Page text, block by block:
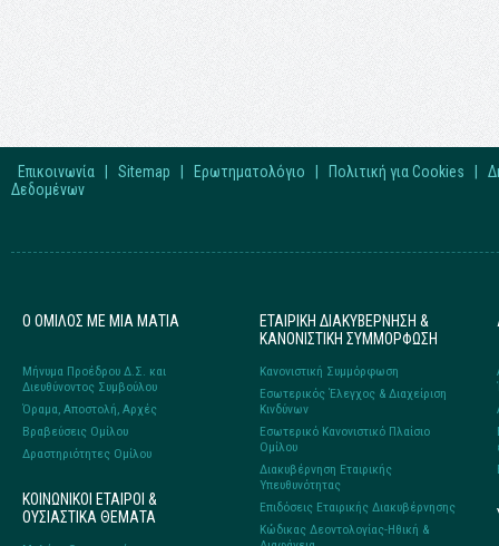
Επικοινωνία | Sitemap | Ερωτηματολόγιο | Πολιτική για Cookies |
Δεδομένων
Ο ΟΜΙΛΟΣ ΜΕ ΜΙΑ ΜΑΤΙΑ
Μήνυμα Προέδρου Δ.Σ. και
Διευθύνοντος Συμβούλου
Όραμα, Αποστολή, Αρχές
Βραβεύσεις Ομίλου
Δραστηριότητες Ομίλου
ΚΟΙΝΩΝΙΚΟΙ ΕΤΑΙΡΟΙ &
ΟΥΣΙΑΣΤΙΚΑ ΘΕΜΑΤΑ
ΕΤΑΙΡΙΚΗ ΔΙΑΚΥΒΕΡΝΗΣΗ &
ΚΑΝΟΝΙΣΤΙΚΗ ΣΥΜΜΟΡΦΩΣΗ
Κανονιστική Συμμόρφωση
Εσωτερικός Έλεγχος & Διαχείριση
Κινδύνων
Εσωτερικό Κανονιστικό Πλαίσιο
Ομίλου
Διακυβέρνηση Εταιρικής
Υπευθυνότητας
Επιδόσεις Εταιρικής Διακυβέρνησης
Κώδικας Δεοντολογίας-Ηθική &